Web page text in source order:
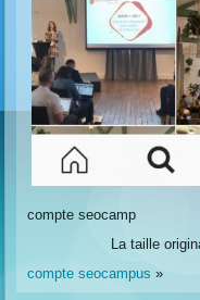
compte seocamp
La taille
compte seocampus »